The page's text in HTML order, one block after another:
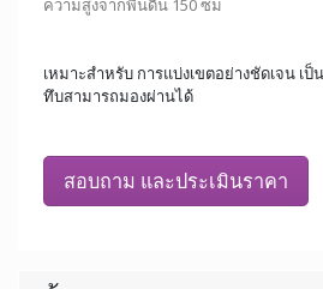
ความสูงจากพื้นดิน 150 ซม
เหมาะสำหรับ การแบ่งเขตอย่างชัดเจน เ
ทึบสามารถมองผ่านได้
สอบถาม และประเมินราคา